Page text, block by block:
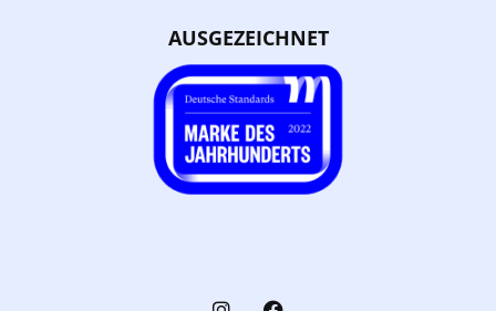
AUSGEZEICHNET